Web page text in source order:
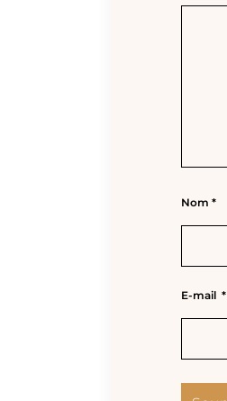
Nom *
E-mail *